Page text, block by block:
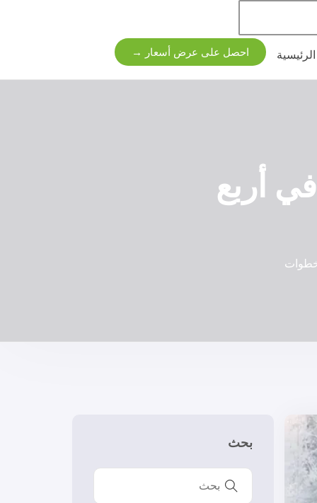
احصل على عرض أسعار →
أربع
خطوات
بحث